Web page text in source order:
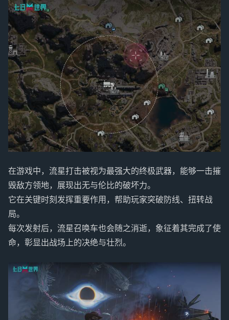
在游戏中，流星打击被视为最强大的终极武器，能够一击摧
毁敌方领地，展现出无与伦比的破坏力。
它在关键时刻发挥重要作用，帮助玩家突破防线、扭转战
局。
每次发射后，流星召唤车也会随之消逝，象征着其完成了使
命，彰显出战场上的决绝与壮烈。